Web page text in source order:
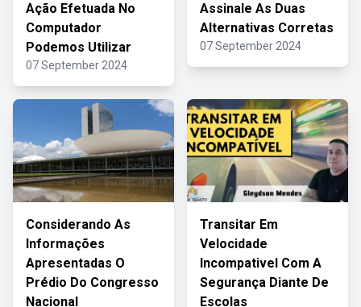
Ação Efetuada No
Computador
Podemos Utilizar
07 September 2024
Assinale As Duas
Alternativas Corretas
07 September 2024
Considerando As
Informações
Apresentadas O
Prédio Do Congresso
Nacional
Transitar Em
Velocidade
Incompativel Com A
Segurança Diante De
Escolas